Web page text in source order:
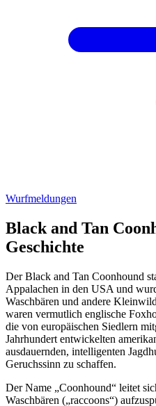
Wurfmeldungen
Black and Tan
Geschichte
Der Black and Tan Coonhound
Appalachen in den USA und
Waschbären und andere
waren vermutlich englische
die von europäischen Siedlern
Jahrhundert entwickelten
ausdauernden, intelligenten
Geruchssinn zu schaffen.
Der Name „Coonhound“ leitet
Waschbären („raccoons“)